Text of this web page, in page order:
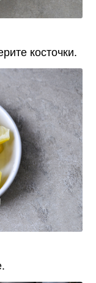
косточки.